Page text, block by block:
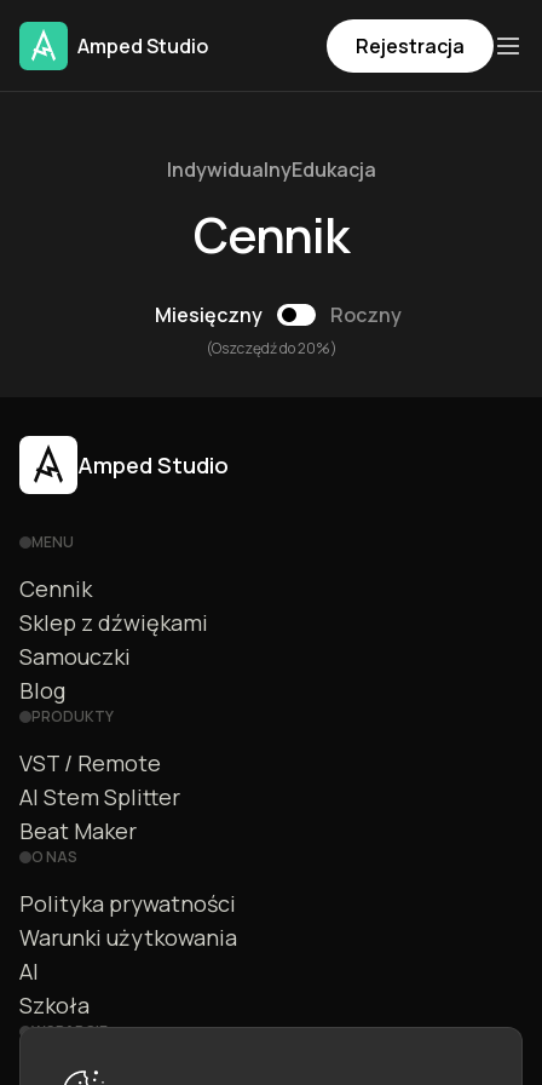
Amped Studio Rejestracja
IndywidualnyEdukacja
Cennik
Miesięczny Roczny
(Oszczędź do 20%)
Amped Studio
MENU
Cennik
Sklep z dźwiękami
Samouczki
Blog
PRODUKTY
VST / Remote
AI Stem Splitter
Beat Maker
O NAS
Polityka prywatności
Warunki użytkowania
AI
Szkoła
WSPARCIE
Kontakt